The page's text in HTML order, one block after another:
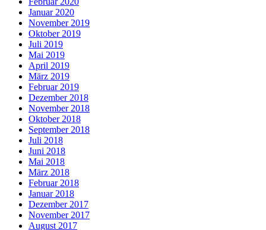
Januar 2020
November 2019
Oktober 2019
Juli 2019
Mai 2019
April 2019
März 2019
Februar 2019
Dezember 2018
November 2018
Oktober 2018
September 2018
Juli 2018
Juni 2018
Mai 2018
März 2018
Februar 2018
Januar 2018
Dezember 2017
November 2017
August 2017